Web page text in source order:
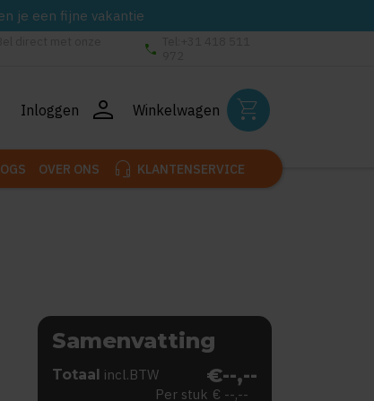
je een fijne vakantie
phone
Inloggen person Winkelwagen shopping_cart
OVER ONS headset_mic KLANTENSERVICE
Samenvatting
Totaal incl.BTW €--,--
Per stuk € --,--